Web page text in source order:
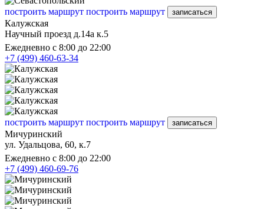
построить маршрут построить маршрут записаться
Калужская
Научный проезд д.14а к.5
Ежедневно с 8:00 до 22:00
+7 (499) 460-63-34
построить маршрут построить маршрут записаться
Мичуринский
ул. Удальцова, 60, к.7
Ежедневно с 8:00 до 22:00
+7 (499) 460-69-76